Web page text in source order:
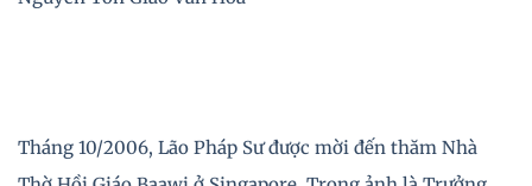
Tháng 10/2006, Lão Pháp Sư được mời đến thăm Nhà